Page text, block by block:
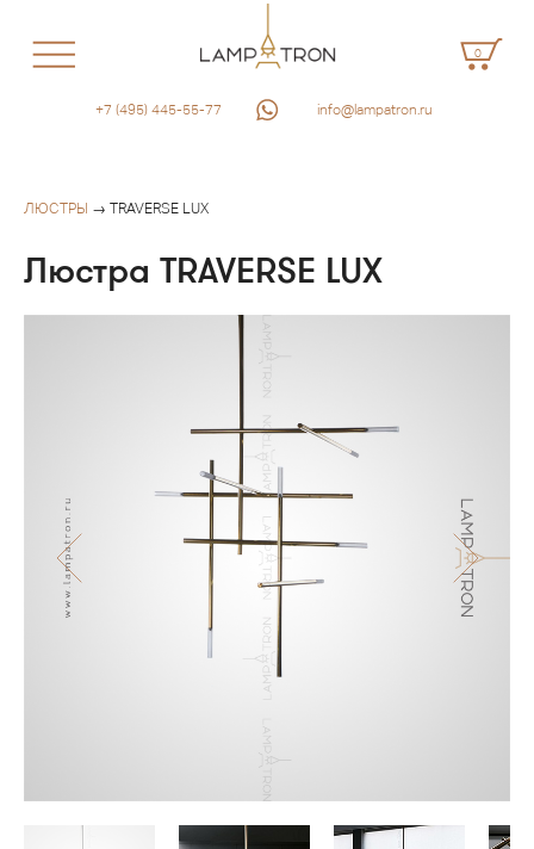
0
+7 (495) 445-55-77 info@lampatron.ru
ЛЮСТРЫ → TRAVERSE LUX
Люстра TRAVERSE LUX